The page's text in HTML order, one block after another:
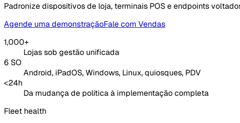
Padronize dispositivos de loja, terminais POS e endpoints
Agende uma demonstraçãoFale com Vendas
1,000+
Lojas sob gestão unificada
6 SO
Android, iPadOS, Windows, Linux, quiosques, PDV
<24h
Da mudança de política à implementação completa
Fleet health